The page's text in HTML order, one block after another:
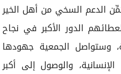
الدعم السخي من أهل الخير
الدور الأكبر في نجاح
وستواصل الجمعية جهودها
والوصول إلى أكبر